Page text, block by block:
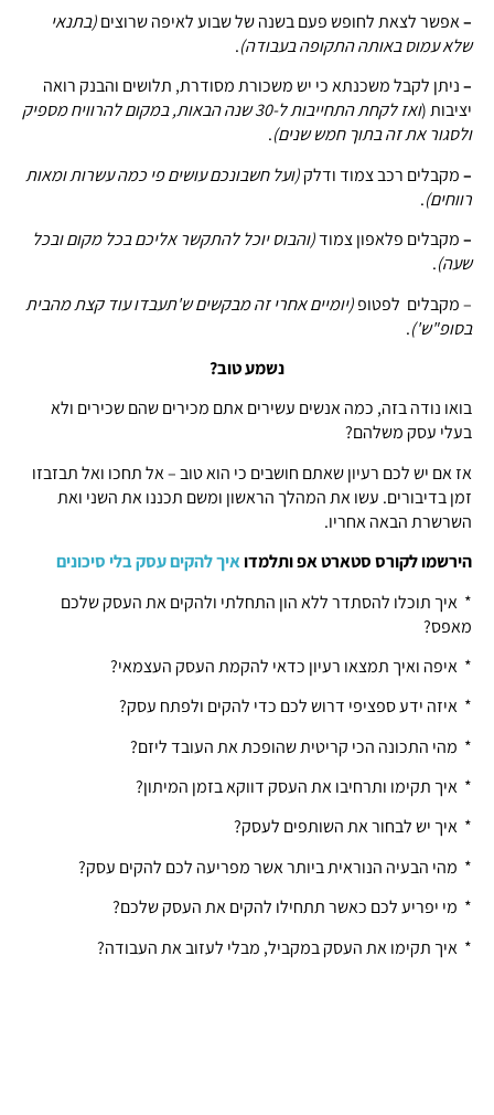
–אפשר לצאת לחופש פעם בשנה של שבוע לאיפה שרוצים(בתנאי
שלא עמוס באותה התקופה בעבודה).
–ניתן לקבל משכנתא כי יש משכורת מסודרת, תלושים והבנק רואה
יציבות (
ואז לקחת התחייבות ל-30 שנה הבאות, במקום להרוויח מספיק
ולסגור את זה בתוך חמש שנים).
–מקבלים רכב צמוד ודלק(ועל חשבונכם עושים פי כמה עשרות ומאות
רווחים).
–מקבלים פלאפון צמוד(והבוס יוכל להתקשר אליכם בכל מקום ובכל
שעה).
– מקבלים לפטופ(יומיים אחרי זה מבקשים ש'תעבדו עוד קצת מהבית
בסופ"ש').
נשמע טוב?
בואו נודה בזה, כמה אנשים עשירים אתם מכירים שהם שכירים ולא
בעלי עסק משלהם?
אז אם יש לכם רעיון שאתם חושבים כי הוא טוב – אל תחכו ואל תבזבזו
זמן בדיבורים. עשו את המהלך הראשון ומשם תכננו את השני ואת
השרשרת הבאה אחריו.
הירשמו לקורס סטארט אפ ותלמדואיך להקים עסק בלי סיכונים
* איך תוכלו להסתדר ללא הון התחלתי ולהקים את העסק שלכם
מאפס?
* איפה ואיך תמצאו רעיון כדאי להקמת העסק העצמאי?
* איזה ידע ספציפי דרוש לכם כדי להקים ולפתח עסק?
* מהי התכונה הכי קריטית שהופכת את העובד ליזם?
* איך תקימו ותרחיבו את העסק דווקא בזמן המיתון?
* איך יש לבחור את השותפים לעסק?
* מהי הבעיה הנוראית ביותר אשר מפריעה לכם להקים עסק?
* מי יפריע לכם כאשר תתחילו להקים את העסק שלכם?
* איך תקימו את העסק במקביל, מבלי לעזוב את העבודה?